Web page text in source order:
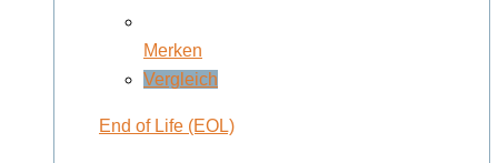
Merken
Vergleich
End of Life (EOL)